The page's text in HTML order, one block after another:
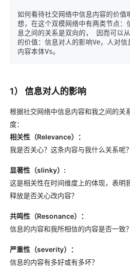
如何看待社交网络中信息内容的价值
想，在这个双模网络中有两类节点
息之间的关系是双向的， 因而可以
的价值：信息对人的影响Ve，人对
1） 信息对人的影响
根据社交网络中信息内容和我之间的关
度：
相关性（Relevance）：
我是否关心？这条内容与我什么关系呢？
显著性（slinky）:
这是相关性在时间维度上的体现，表明
释放是否关心改内容？
共鸣性（Resonance）：
信息的内容和我所相信的内容是否一致？
严重性（severity）：
信息的内容有多好或有多坏？